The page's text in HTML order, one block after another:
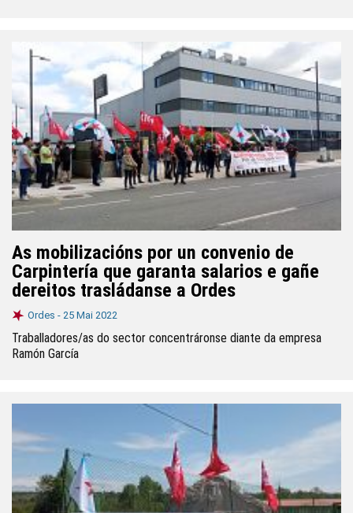
As mobilizacións por un convenio de
Carpintería que garanta salarios e gañe
dereitos trasládanse a Ordes
Ordes - 25 Mai 2022
Traballadores/as do sector concentráronse diante da empresa
Ramón García